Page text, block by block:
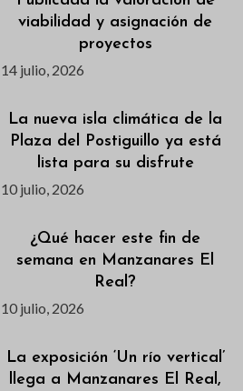
viabilidad y asignación de
proyectos
14 julio, 2026
La nueva isla climática de la
Plaza del Postiguillo ya está
lista para su disfrute
10 julio, 2026
¿Qué hacer este fin de
semana en Manzanares El
Real?
10 julio, 2026
La exposición ‘Un río vertical’
llega a Manzanares El Real,